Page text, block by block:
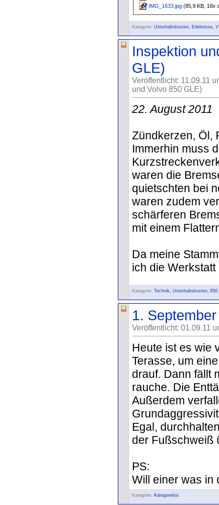
IMG_1633.jpg (85,9 KB, 18x
Kategorie: Unterhaltskosten, Erlebnisse,
Inspektion
GLE)
Veröffentlicht: 11.09.11
und Volvo 850 GLE)
22. August 2011
Zündkerzen, Öl,
Immerhin muss
waren die
quietschten bei
waren zudem
schärferen
mit einem
Da meine
ich die Werkstatt
Kategorie: Technik, Unterhaltskosten, 850
1.
Veröffentlicht: 01.09.11
Heute ist es wie
Terasse, um
drauf. Dann fällt
rauche. Die
Außerdem
Egal,
der Fußschweiß
PS:
Will einer was in
Kategorie: Kategorielos